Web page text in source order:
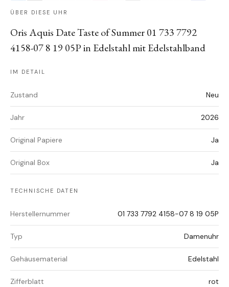
ÜBER DIESE UHR
Oris Aquis Date Taste of Summer 01 733 7792
4158-07 8 19 05P in Edelstahl mit Edelstahlband
IM DETAIL
Zustand Neu
Jahr 2026
Original Papiere Ja
Original Box Ja
TECHNISCHE DATEN
Herstellernummer 01 733 7792 4158-07 8 19 05P
Typ Damenuhr
Gehäusematerial Edelstahl
Zifferblatt rot